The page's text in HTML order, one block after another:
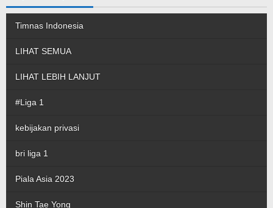
Timnas Indonesia
LIHAT SEMUA
LIHAT LEBIH LANJUT
#Liga 1
kebijakan privasi
bri liga 1
Piala Asia 2023
Shin Tae Yong